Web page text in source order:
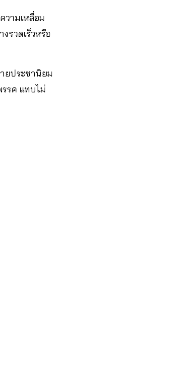
วามเหลื่อม
รวดเร็วหรือ
ยประชานิยม
รค แทบไม่